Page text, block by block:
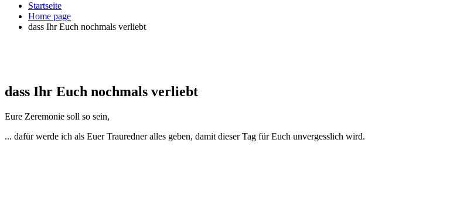
Startseite
Home page
dass Ihr Euch nochmals verliebt
dass Ihr Euch nochmals verliebt
Eure Zeremonie soll so sein,
... dafür werde ich als Euer Trauredner alles geben, damit dieser Tag für Euch unvergesslich wird.